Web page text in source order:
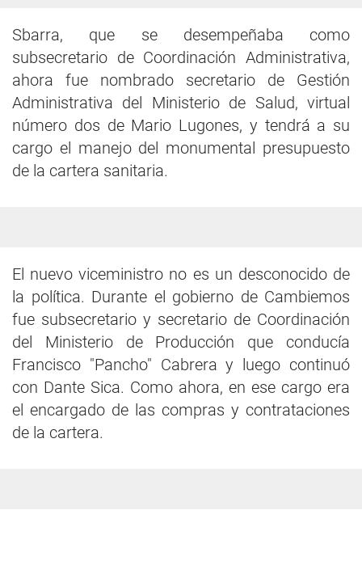
Sbarra, que se desempeñaba como
subsecretario de Coordinación Administrativa,
ahora fue nombrado secretario de Gestión
Administrativa del Ministerio de Salud, virtual
número dos de Mario Lugones, y tendrá a su
cargo el manejo del monumental presupuesto
de la cartera sanitaria.
El nuevo viceministro no es un desconocido de
la política. Durante el gobierno de Cambiemos
fue subsecretario y secretario de Coordinación
del Ministerio de Producción que conducía
Francisco "Pancho" Cabrera y luego continuó
con Dante Sica. Como ahora, en ese cargo era
el encargado de las compras y contrataciones
de la cartera.